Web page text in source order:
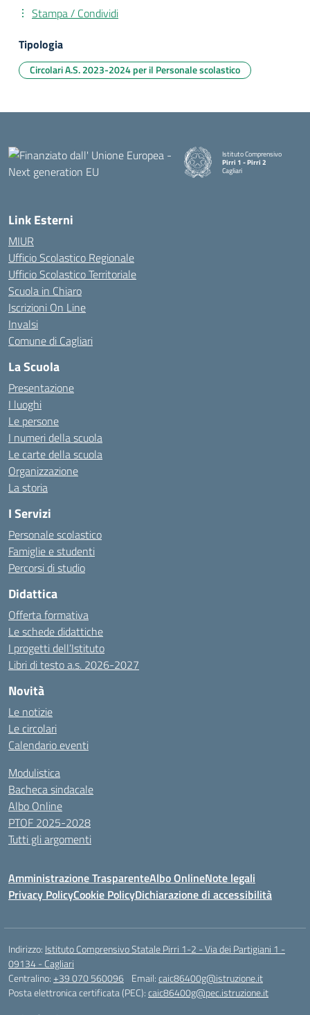
Stampa / Condividi
Tipologia
Circolari A.S. 2023-2024 per il Personale scolastico
Istituto Comprensivo
Pirri 1 - Pirri 2
Cagliari
— Visita la pagina iniziale
Link Esterni
MIUR
Ufficio Scolastico Regionale
Ufficio Scolastico Territoriale
Scuola in Chiaro
Iscrizioni On Line
Invalsi
Comune di Cagliari
La Scuola
Presentazione
I luoghi
Le persone
I numeri della scuola
Le carte della scuola
Organizzazione
La storia
I Servizi
Personale scolastico
Famiglie e studenti
Percorsi di studio
Didattica
Offerta formativa
Le schede didattiche
I progetti dell’Istituto
Libri di testo a.s. 2026-2027
Novità
Le notizie
Le circolari
Calendario eventi
Modulistica
Bacheca sindacale
Albo Online
PTOF 2025-2028
Tutti gli argomenti
Amministrazione TrasparenteAlbo OnlineNote legali
Privacy PolicyCookie PolicyDichiarazione di accessibilità
Indirizzo: Istituto Comprensivo Statale Pirri 1-2 - Via dei Partigiani 1 -
09134 - Cagliari
Centralino:+39 070 560096 Email:caic86400g@istruzione.it
Posta elettronica certificata (PEC):caic86400g@pec.istruzione.it